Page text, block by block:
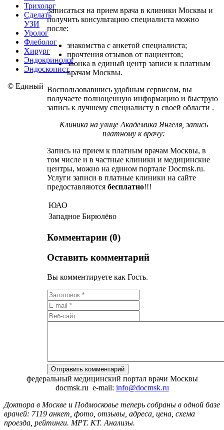
Записаться на прием врача в клиники Москвы и
получить консультацию специалиста можно
после:
знакомства с анкетой специалиста;
прочтения отзывов от пациентов;
звонка в единый центр записи к платным
врачам Москвы.
Воспользовавшись удобным сервисом, вы
получаете полноценную информацию и быструю
запись к лучшему специалисту в своей области .
Клиника на улице Академика Янгеля, запись
платному к врачу:
Запись на прием к платным врачам Москвы, в
том числе и в частные клиники и медицинские
центры, можно на едином портале Docmsk.ru.
Услуги записи в платные клиники на сайте
предоставляютсябесплатно!!!
ЮАО
Западное Бирюлёво
Комментарии (0)
Оставить комментарий
Вы комментируете как Гость.
Трихолог
Сделать
УЗИ
Уролог
Флеболог
Хирург
Эндокринолог
Эндоскопист
©Единый
федеральный медицинский портал врачи Москвы
docmsk.ru e-mail: info@docmsk.ru
Доктора в Москве и Подмосковье теперь собраны в одной базе
врачей: 7119 анкет, фото, отзывы, адреса, цена, схема
проезда, рейтинги. МРТ. КТ. Анализы.